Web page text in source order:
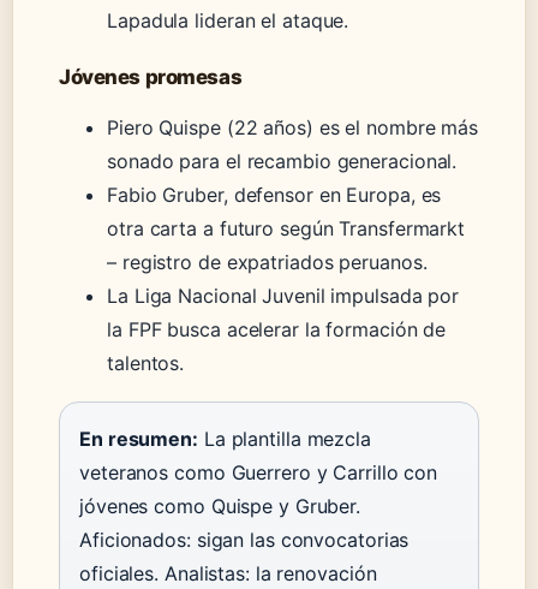
Lapadula lideran el ataque.
Jóvenes promesas
Piero Quispe (22 años) es el nombre más
sonado para el recambio generacional.
Fabio Gruber, defensor en Europa, es
otra carta a futuro según Transfermarkt
– registro de expatriados peruanos.
La Liga Nacional Juvenil impulsada por
la FPF busca acelerar la formación de
talentos.
En resumen: La plantilla mezcla
veteranos como Guerrero y Carrillo con
jóvenes como Quispe y Gruber.
Aficionados: sigan las convocatorias
oficiales. Analistas: la renovación